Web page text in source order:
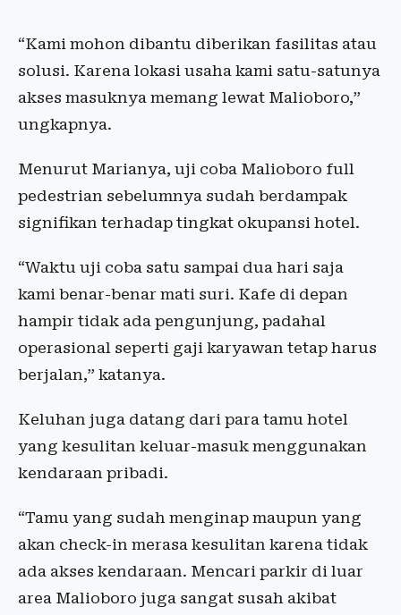
“Kami mohon dibantu diberikan fasilitas atau
solusi. Karena lokasi usaha kami satu-satunya
akses masuknya memang lewat Malioboro,”
ungkapnya.
Menurut Marianya, uji coba Malioboro full
pedestrian sebelumnya sudah berdampak
signifikan terhadap tingkat okupansi hotel.
“Waktu uji coba satu sampai dua hari saja
kami benar-benar mati suri. Kafe di depan
hampir tidak ada pengunjung, padahal
operasional seperti gaji karyawan tetap harus
berjalan,” katanya.
Keluhan juga datang dari para tamu hotel
yang kesulitan keluar-masuk menggunakan
kendaraan pribadi.
“Tamu yang sudah menginap maupun yang
akan check-in merasa kesulitan karena tidak
ada akses kendaraan. Mencari parkir di luar
area Malioboro juga sangat susah akibat